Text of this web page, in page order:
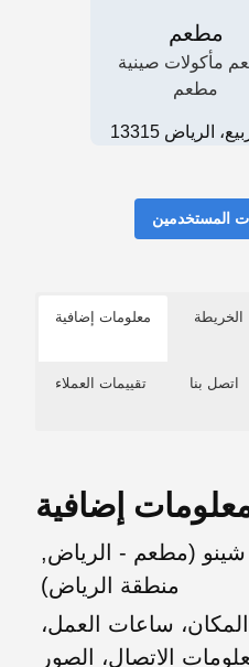
مطعم
مأكولات صينية
مطعم
الرياض 13315
المستخدمين
معلومات إضافية الخريطة
تقييمات العملاء اتصل بنا
إضافية
(مطعم - الرياض,
منطقة الرياض)
ساعات العمل،
الاتصال، الصور